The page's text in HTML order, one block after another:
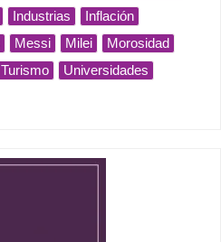
Industrias
Inflación
Messi Milei
Morosidad
Turismo
Universidades